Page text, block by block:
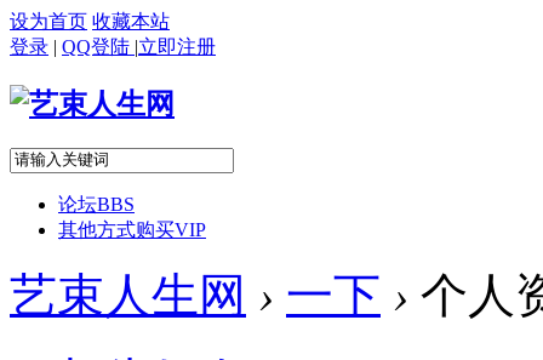
设为首页 收藏本站
登录 | QQ登陆 |立即注册
论坛BBS
其他方式购买VIP
艺束人生网 › 一下 › 个人